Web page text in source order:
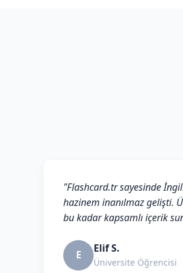
"Flashcard.tr sayesinde
hazinem inanılmaz gelişti.
bu kadar kapsamlı içerik
E Elif S.
Üniversite Öğrencisi